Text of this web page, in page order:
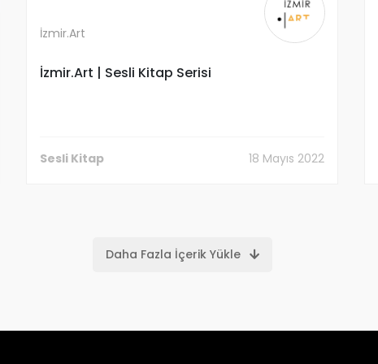
İzmir.Art
İzmir.Art | Sesli Kitap Serisi
Sesli Kitap 18 Mayıs 2022
Sesli Kitap
18 Mayıs 2022
Daha Fazla İçerik Yükle